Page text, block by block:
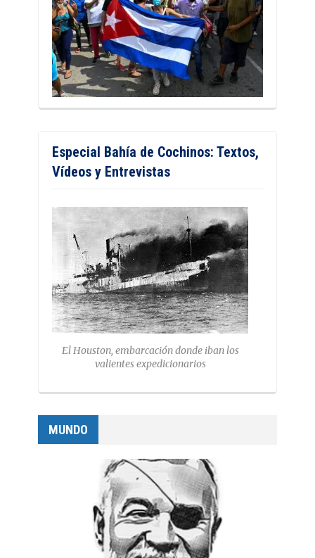
Especial Bahía de Cochinos: Textos,
Vídeos y Entrevistas
El Houston, embarcación donde iban los
valientes expedicionarios
MUNDO